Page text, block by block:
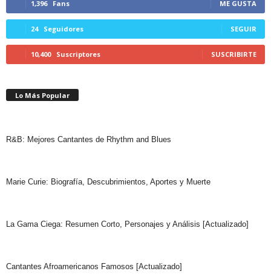
1,396 Fans ME GUSTA
24 Seguidores SEGUIR
10,400 Suscriptores SUSCRIBIRTE
Lo Más Popular
R&B: Mejores Cantantes de Rhythm and Blues
Marie Curie: Biografía, Descubrimientos, Aportes y Muerte
La Gama Ciega: Resumen Corto, Personajes y Análisis [Actualizado]
Cantantes Afroamericanos Famosos [Actualizado]